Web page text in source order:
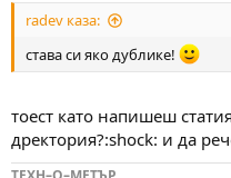
radev каза:
става си яко дублике!
тоест като напишеш
дректория?:shock: и да